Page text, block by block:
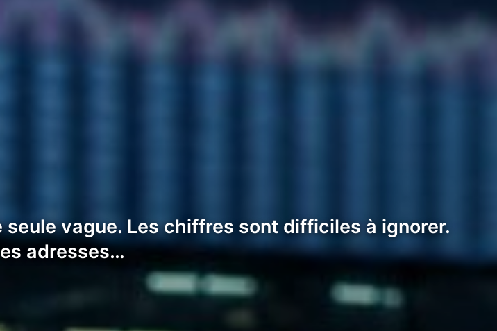
vague. Les chiffres sont difficiles à ignorer.
adresses…